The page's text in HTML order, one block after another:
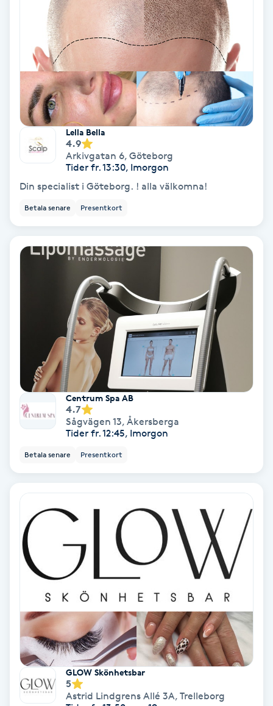
Torrborstning
Triggerpunktsmassage
Trådning
Träning
Tvätt & Fön
Vaccination
Vampyrbehandling
Vaxning brasiliansk
Vibrationsmassage
Vinyasa Yoga
Volymfransar
Yin Yoga
Yoga
Yoga Nidra
Yogamassage
Zonterapi
Lella Bella
4.9
Arkivgatan 6, Göteborg
Tider fr. 13:30, Imorgon
Din specialist i Göteborg. ! alla välkomna!
Betala senare Presentkort
Centrum Spa AB
4.7
Sågvägen 13, Åkersberga
Tider fr. 12:45, Imorgon
Betala senare Presentkort
GLOW Skönhetsbar
5
Astrid Lindgrens Allé 3A, Trelleborg